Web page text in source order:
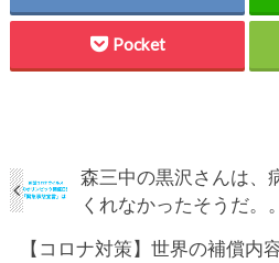
Pocket
森三中の黒沢さんは、
くれなかったそうだ。
【コロナ対策】世界の補償内